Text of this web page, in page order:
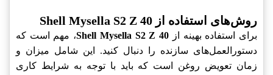
روش‌های استفاده از Shell Mysella S2 Z 40
برای استفاده بهینه از Shell Mysella S2 Z 40، مهم است که
دستورالعمل‌های سازنده را دنبال کنید. این شامل میزان و
زمان تعویض روغن است که باید با توجه به شرایط کاری